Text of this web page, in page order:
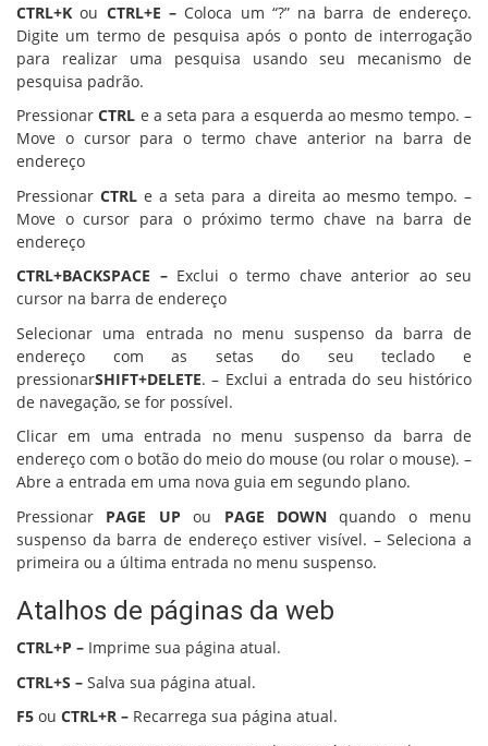
CTRL+K ou CTRL+E – Coloca um “?” na barra de endereço.
Digite um termo de pesquisa após o ponto de interrogação
para realizar uma pesquisa usando seu mecanismo de
pesquisa padrão.
PressionarCTRL e a seta para a esquerda ao mesmo tempo. –
Move o cursor para o termo chave anterior na barra de
endereço
PressionarCTRL e a seta para a direita ao mesmo tempo. –
Move o cursor para o próximo termo chave na barra de
endereço
CTRL+BACKSPACE – Exclui o termo chave anterior ao seu
cursor na barra de endereço
Selecionar uma entrada no menu suspenso da barra de
endereço com as setas do seu teclado e
pressionarSHIFT+DELETE. – Exclui a entrada do seu histórico
de navegação, se for possível.
Clicar em uma entrada no menu suspenso da barra de
endereço com o botão do meio do mouse (ou rolar o mouse). –
Abre a entrada em uma nova guia em segundo plano.
Pressionar PAGE UP ou PAGE DOWNquando o menu
suspenso da barra de endereço estiver visível. – Seleciona a
primeira ou a última entrada no menu suspenso.
Atalhos de páginas da web
CTRL+P – Imprime sua página atual.
CTRL+S – Salva sua página atual.
F5 ou CTRL+R – Recarrega sua página atual.